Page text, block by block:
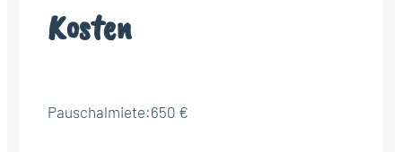
Kosten
Pauschalmiete:650 €